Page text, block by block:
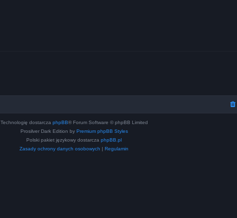
Technologię dostarcza phpBB® Forum Software © phpBB Limited
Prosilver Dark Edition by Premium phpBB Styles
Polski pakiet językowy dostarcza phpBB.pl
Zasady ochrony danych osobowych | Regulamin